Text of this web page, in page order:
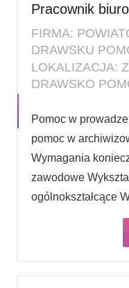
Pracownik
FIRMA:
DRAWSKU
LOKALIZACJA:
DRAWSKO
Pomoc w
pomoc w
Wymagania
zawodowe
ogólnokształcące